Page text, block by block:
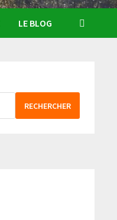
LE BLOG
RECHERCHER